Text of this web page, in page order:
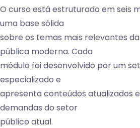
O curso está estruturado em seis
uma base sólida
sobre os temas mais relevantes
pública moderna. Cada
módulo foi desenvolvido por um
especializado e
apresenta conteúdos atualizados
demandas do setor
público atual.